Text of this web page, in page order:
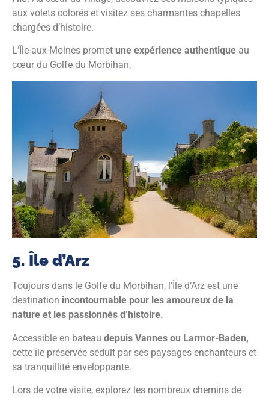
aux volets colorés et visitez ses charmantes chapelles
chargées d’histoire.
L’Île-aux-Moines promet une expérience authentique au
cœur du Golfe du Morbihan.
5. Île d’Arz
Toujours dans le Golfe du Morbihan, l’Île d’Arz est une
destination incontournable pour les amoureux de la
nature et les passionnés d’histoire.
Accessible en bateau depuis Vannes ou Larmor-Baden,
cette île préservée séduit par ses paysages enchanteurs et
sa tranquillité enveloppante.
Lors de votre visite, explorez les nombreux chemins de